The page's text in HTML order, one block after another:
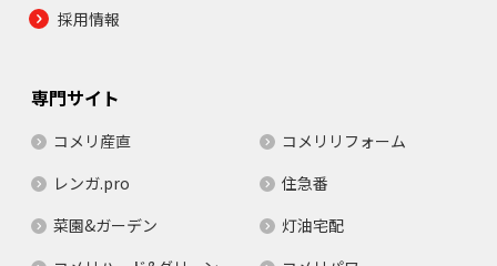
採用情報
専門サイト
コメリ産直
コメリリフォーム
レンガ.pro
住急番
菜園&ガーデン
灯油宅配